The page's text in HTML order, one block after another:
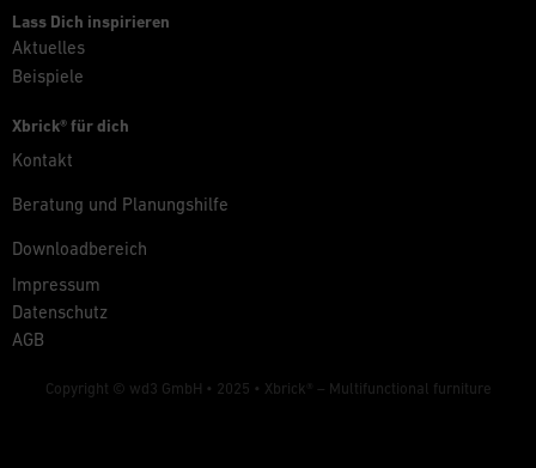
Lass Dich inspirieren
Aktuelles
Beispiele
Xbrick® für dich
Kontakt
Beratung und Planungshilfe
Downloadbereich
Impressum
Datenschutz
AGB
Copyright © wd3 GmbH • 2025 • Xbrick® – Multifunctional furniture